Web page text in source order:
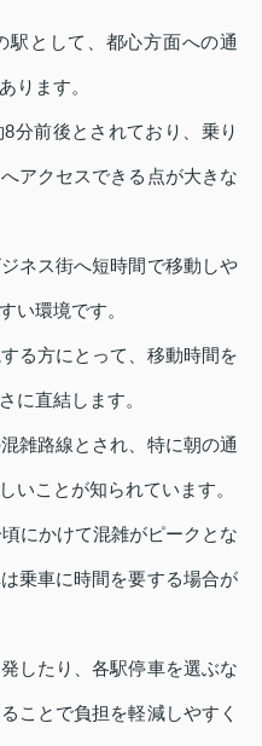
駅として、都心方面への通
ります。
分前後とされており、乗り
アクセスできる点が大きな
ネス街へ短時間で移動しや
い環境です。
る方にとって、移動時間を
に直結します。
雑路線とされ、特に朝の通
いことが知られています。
にかけて混雑がピークとな
乗車に時間を要する場合が
したり、各駅停車を選ぶな
ことで負担を軽減しやすく